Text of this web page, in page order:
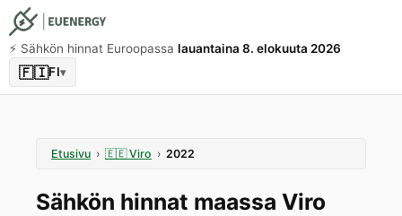
⚡️ Sähkön hinnat Euroopassa lauantaina 8. elokuuta 2026
🇫🇮FI▾
Etusivu › 🇪🇪 Viro › 2022
Sähkön hinnat maassa Viro